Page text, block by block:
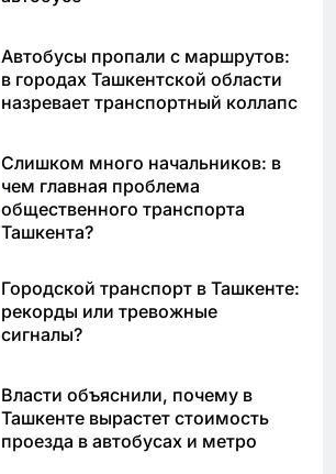
Автобусы пропали с маршрутов:
в городах Ташкентской области
назревает транспортный коллапс
Слишком много начальников: в
чем главная проблема
общественного транспорта
Ташкента?
Городской транспорт в Ташкенте:
рекорды или тревожные
сигналы?
Власти объяснили, почему в
Ташкенте вырастет стоимость
проезда в автобусах и метро